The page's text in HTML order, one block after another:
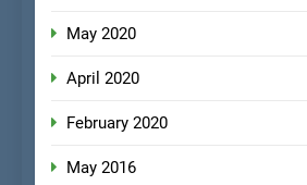
May 2020
April 2020
February 2020
May 2016